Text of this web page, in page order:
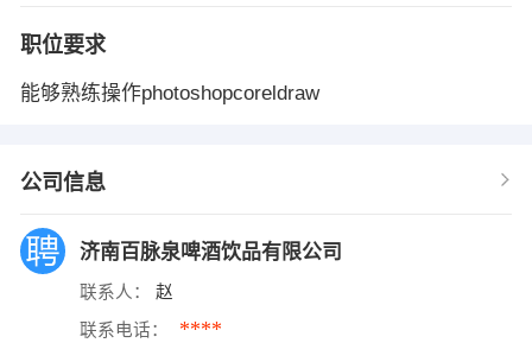
职位要求
能够熟练操作photoshopcoreldraw
公司信息
济南百脉泉啤酒饮品有限公司
联系人： 赵
联系电话： ****